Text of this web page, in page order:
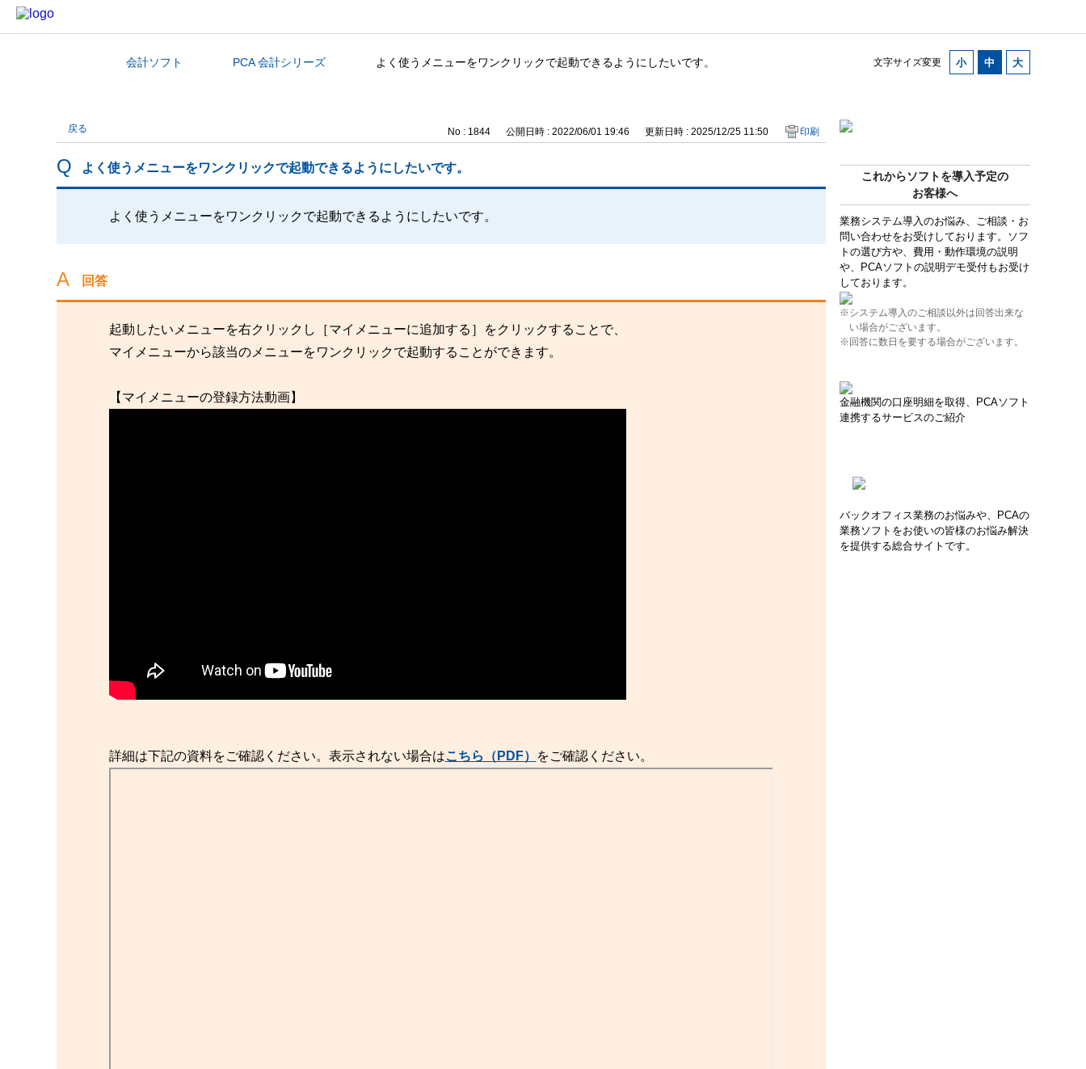
文字サイズ変更
カテゴリから探す
会計ソフト PCA 会計シリーズ よく使うメニューをワンクリックで起動できるようにしたいです。
これからソフトを導入予定の
お客様へ
業務システム導入のお悩み、ご相談・お
問い合わせをお受けしております。ソフ
トの選び方や、費用・動作環境の説明
や、PCAソフトの説明デモ受付もお受け
しております。
※システム導入のご相談以外は回答出来な
い場合がございます。
※回答に数日を要する場合がございます。
金融機関の口座明細を取得、PCAソフト
連携するサービスのご紹介
バックオフィス業務のお悩みや、PCAの
業務ソフトをお使いの皆様のお悩み解決
を提供する総合サイトです。
戻る No : 1844 公開日時 : 2022/06/01 19:46 更新日時 : 2025/12/25 11:50 印刷
よく使うメニューをワンクリックで起動できるようにしたいです。
よく使うメニューをワンクリックで起動できるようにしたいです。
回答
起動したいメニューを右クリックし［マイメニューに追加する］をクリックすることで、
マイメニューから該当のメニューをワンクリックで起動することができます。
【マイメニューの登録方法動画】
詳細は下記の資料をご確認ください。表示されない場合はこちら（PDF） をご確認ください。